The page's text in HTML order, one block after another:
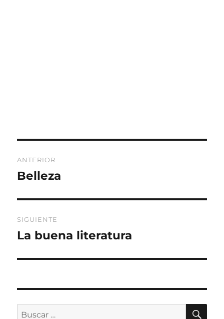
de
ANTERIOR
Entrada
Belleza
SIGUIENTE
Entrada
La buena literatura
Buscar